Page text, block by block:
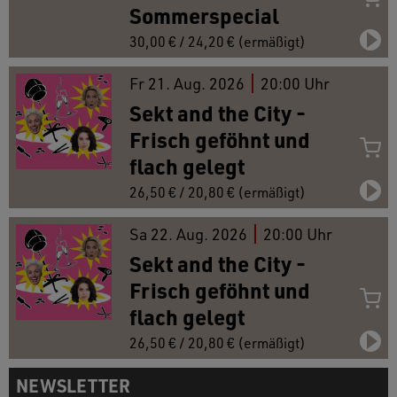
Sommerspecial
30,00 € / 24,20 € (ermäßigt)
Fr 21. Aug. 2026 20:00 Uhr
Sekt and the City -
Frisch geföhnt und
flach gelegt
26,50 € / 20,80 € (ermäßigt)
Sa 22. Aug. 2026 20:00 Uhr
Sekt and the City -
Frisch geföhnt und
flach gelegt
26,50 € / 20,80 € (ermäßigt)
NEWSLETTER